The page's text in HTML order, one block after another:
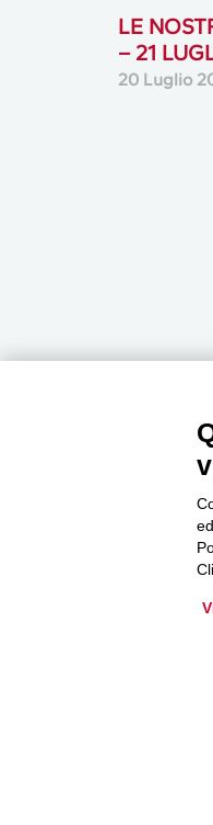
LE
– 21
20 Luglio
Accedi o iscriviti
Informazioni per
mondo della